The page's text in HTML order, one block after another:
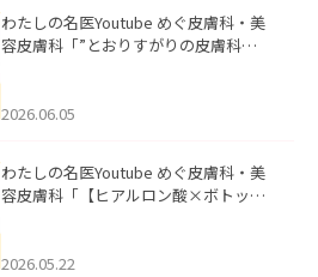
わたしの名医Youtube めぐ皮膚科・美
容皮膚科「”とおりすがりの皮膚科
2026.06.05
わたしの名医Youtube めぐ皮膚科・美
容皮膚科「【ヒアルロン酸×ボトック
た。
2026.05.22